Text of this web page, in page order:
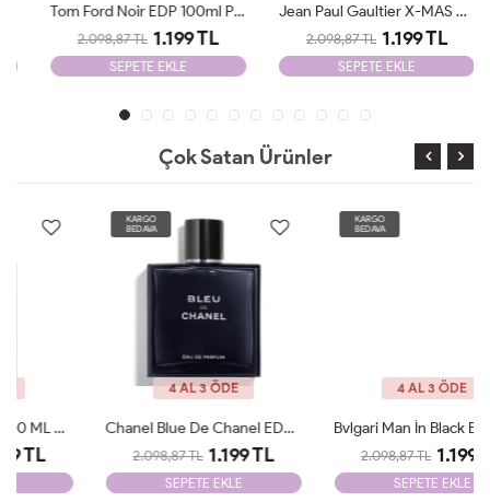
Tom Ford Noir EDP 100ml Parfüm Man Tester
2.098,87 TL 1.199 TL
SEPETE EKLE
Jean Paul Gaultier X-MAS Edition 125 Ml Parfüm Man Tester
2.098,87 TL 1.199 TL
SEPETE EKLE
Çok Satan Ürünler
KARGO
BEDAVA
4 AL 3 ÖDE
Chanel Blue De Chanel EDP 100ml Parfüm Man Tester
1.199 TL
SEPETE EKLE
KARGO
BEDAVA
Bvlgari Man İn Black EDP 100ml Parfüm Man Tester
1.199 TL
SEPETE EKLE